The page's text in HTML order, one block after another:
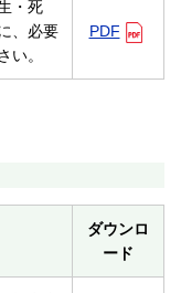
・死
、必要
い。
PDF
ダウンロ
ード